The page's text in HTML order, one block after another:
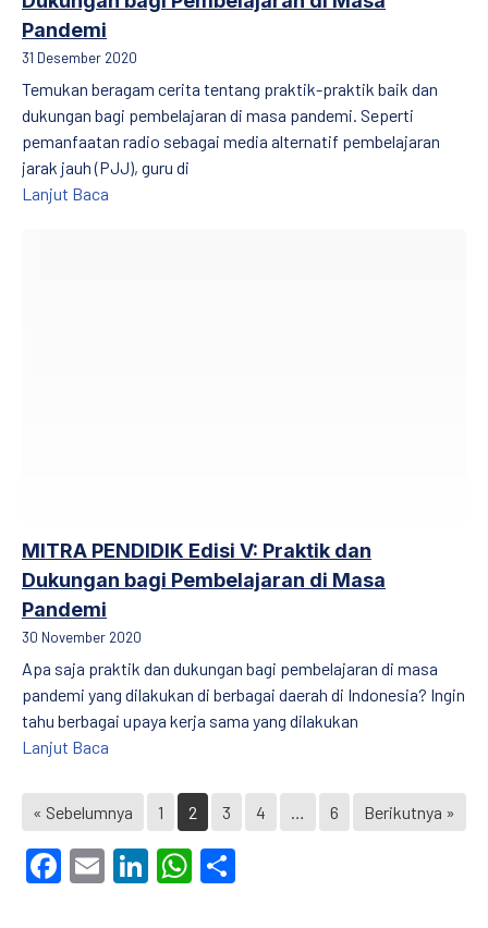
Pandemi
31 Desember 2020
Temukan beragam cerita tentang praktik-praktik baik dan
dukungan bagi pembelajaran di masa pandemi. Seperti
pemanfaatan radio sebagai media alternatif pembelajaran
jarak jauh (PJJ), guru di
Lanjut Baca
MITRA PENDIDIK Edisi V: Praktik dan
Dukungan bagi Pembelajaran di Masa
Pandemi
30 November 2020
Apa saja praktik dan dukungan bagi pembelajaran di masa
pandemi yang dilakukan di berbagai daerah di Indonesia? Ingin
tahu berbagai upaya kerja sama yang dilakukan
Lanjut Baca
« Sebelumnya 1 2 3 4 6 Berikutnya »
Facebook
EmailLinkedIn
WhatsApp